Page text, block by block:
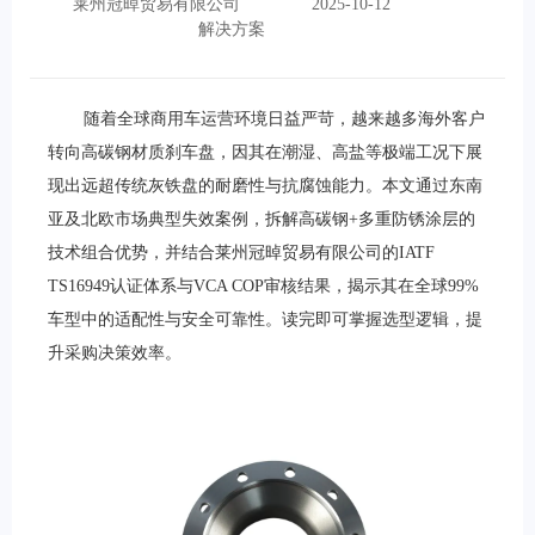
莱州冠晫贸易有限公司
2025-10-12
解决方案
随着全球商用车运营环境日益严苛，越来越多海外客户
转向高碳钢材质刹车盘，因其在潮湿、高盐等极端工况下展
现出远超传统灰铁盘的耐磨性与抗腐蚀能力。本文通过东南
亚及北欧市场典型失效案例，拆解高碳钢+多重防锈涂层的
技术组合优势，并结合莱州冠晫贸易有限公司的IATF
TS16949认证体系与VCA COP审核结果，揭示其在全球99%
车型中的适配性与安全可靠性。读完即可掌握选型逻辑，提
升采购决策效率。